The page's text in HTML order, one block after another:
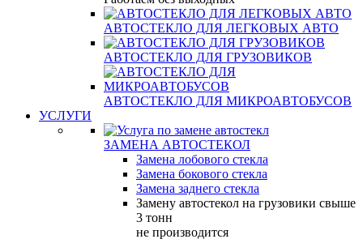
АВТОСТЕКЛО ДЛЯ ЛЕГКОВЫХ АВТО
АВТОСТЕКЛО ДЛЯ ГРУЗОВИКОВ
АВТОСТЕКЛО ДЛЯ МИКРОАВТОБУСОВ
УСЛУГИ
ЗАМЕНА АВТОСТЕКОЛ
Замена лобового стекла
Замена бокового стекла
Замена заднего стекла
Замену автостекол на грузовики свыше
3 тонн
не производится